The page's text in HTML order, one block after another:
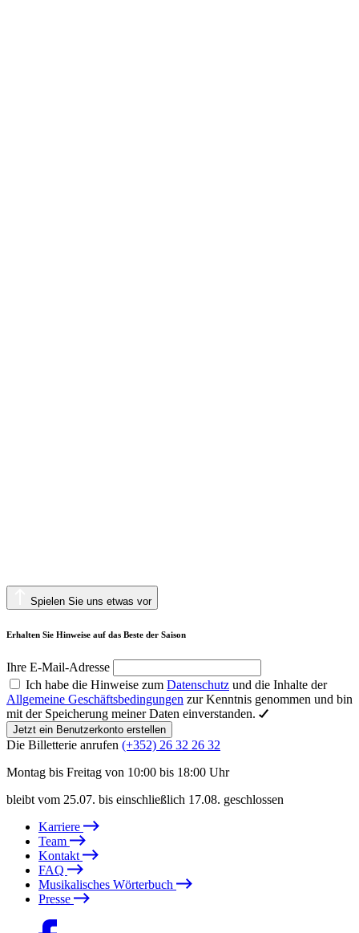
Spielen Sie uns etwas vor
Erhalten Sie Hinweise auf das Beste der Saison
Ihre E-Mail-Adresse
Ich habe die Hinweise zum Datenschutz und die Inhalte der
Allgemeine Geschäftsbedingungen zur Kenntnis genommen und bin
mit der Speicherung meiner Daten einverstanden.
Jetzt ein Benutzerkonto erstellen
Die Billetterie anrufen (+352) 26 32 26 32
Montag bis Freitag von 10:00 bis 18:00 Uhr
bleibt vom 25.07. bis einschließlich 17.08. geschlossen
Karriere
Team
Kontakt
FAQ
Musikalisches Wörterbuch
Presse